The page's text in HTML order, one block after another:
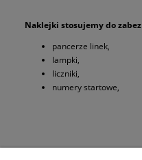
Naklejki stosujemy do
pancerze linek,
lampki,
liczniki,
numery startowe,